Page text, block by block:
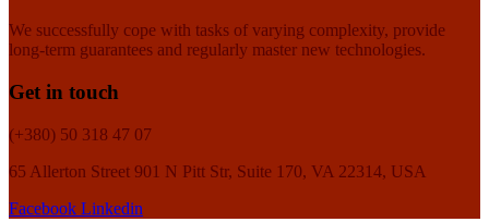
We successfully cope with tasks of varying complexity, provide
long-term guarantees and regularly master new technologies.
Get in touch
(+380) 50 318 47 07
65 Allerton Street 901 N Pitt Str, Suite 170, VA 22314, USA
Facebook Linkedin